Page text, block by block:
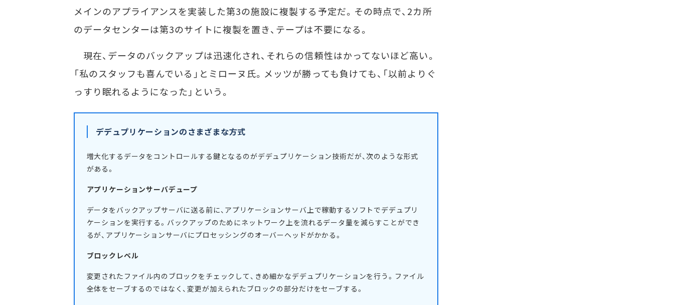
メインのアプライアンスを実装した第3の施設に複製する予定だ。その時点で、2カ所
のデータセンターは第3のサイトに複製を置き、テープは不要になる。
現在、データのバックアップは迅速化され、それらの信頼性はかってないほど高い。
「私のスタッフも喜んでいる」とミローヌ氏。メッツが勝っても負けても、「以前よりぐ
っすり眠れるようになった」という。
デデュプリケーションのさまざまな方式
増大化するデータをコントロールする鍵となるのがデデュプリケーション技術だが、次のような形式
がある。
アプリケーションサーバデュープ
データをバックアップサーバに送る前に、アプリケーションサーバ上で稼動するソフトでデデュプリ
ケーションを実行する。バックアップのためにネットワーク上を流れるデータ量を減らすことができ
るが、アプリケーションサーバにプロセッシングのオーバーヘッドがかかる。
ブロックレベル
変更されたファイル内のブロックをチェックして、きめ細かなデデュプリケーションを行う。ファイル
全体をセーブするのではなく、変更が加えられたブロックの部分だけをセーブする。